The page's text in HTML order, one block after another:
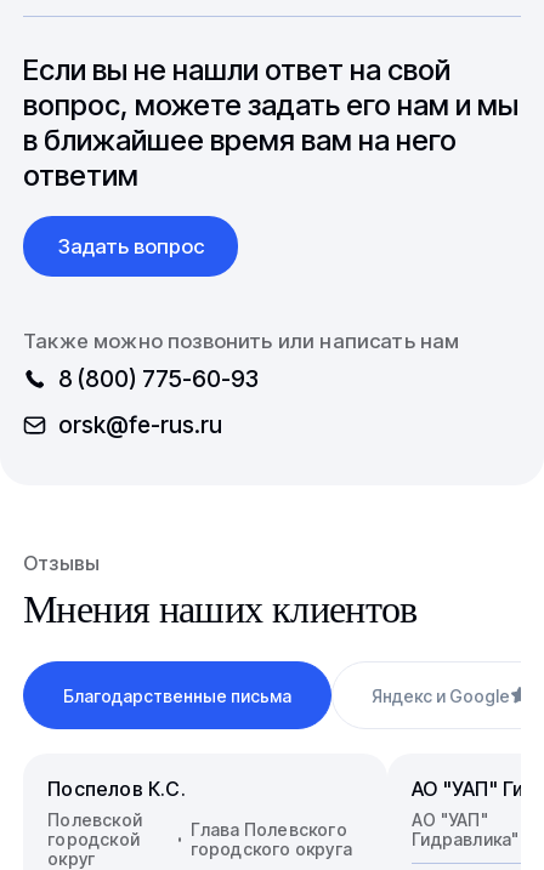
до 6 месяцев производства.
вопросы связанные с документацией и
международной логистикой.
Если вы не нашли ответ на свой
вопрос, можете задать его нам и мы
в ближайшее время вам на него
ответим
Задать вопрос
Также можно позвонить или написать нам
8 (800) 775-60-93
orsk@fe-rus.ru
Отзывы
Мнения наших клиентов
Благодарственные письма Яндекс и Google
Поспелов К.С.
Полевской
городской
округ
Глава Полевского
городского округа
АО "УАП"
АО "УАП"
Гидравлика"